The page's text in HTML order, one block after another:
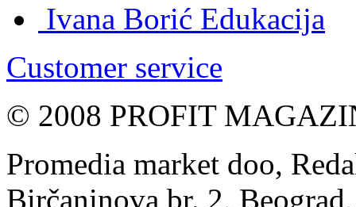
Ivana Borić Edukacija
Customer service
© 2008 PROFIT
Promedia market doo,
Birčaninova br. 2,